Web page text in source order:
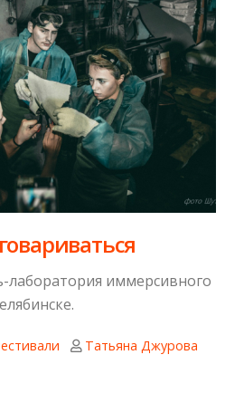
лаборатория иммерсивного
Татьяна Джурова